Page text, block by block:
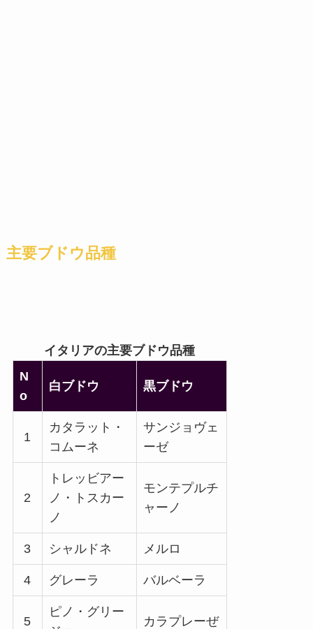
主要ブドウ品種
イタリアの主要ブドウ品種
N
o
白ブドウ 黒ブドウ
1
カタラット・
コムーネ
サンジョヴェ
ーゼ
2
トレッビアー
ノ・トスカー
ノ
モンテプルチ
ャーノ
3 シャルドネ メルロ
4 グレーラ バルベーラ
5
ピノ・グリー
カラプレーぜ